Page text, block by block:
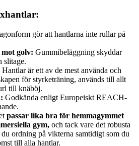
gör att hantlarna inte rullar på
golv: Gummibeläggning skyddar
slitage.
Hantlar är ett av de mest använda och
för styrketräning, används till allt
till knäböj.
Godkända enligt Europeiskt REACH-
passar lika bra för hemmagymmet
gym, och tack vare det robusta
ordning på vikterna samtidigt som du
till alla hantlar.